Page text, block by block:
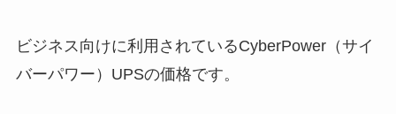
ビジネス向けに利用されているCyberPower（サイ
バーパワー）UPSの価格です。